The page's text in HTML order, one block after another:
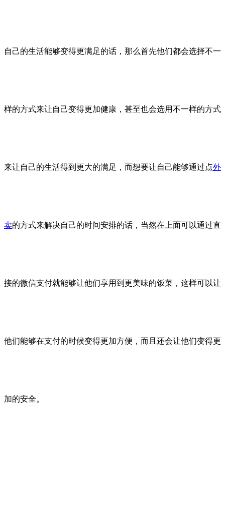
自己的生活能够变得更满足的话，那么首先他们都会选择不一
样的方式来让自己变得更加健康，甚至也会选用不一样的方式
来让自己的生活得到更大的满足，而想要让自己能够通过点外
卖的方式来解决自己的时间安排的话，当然在上面可以通过直
接的微信支付就能够让他们享用到更美味的饭菜，这样可以让
他们能够在支付的时候变得更加方便，而且还会让他们变得更
加的安全。